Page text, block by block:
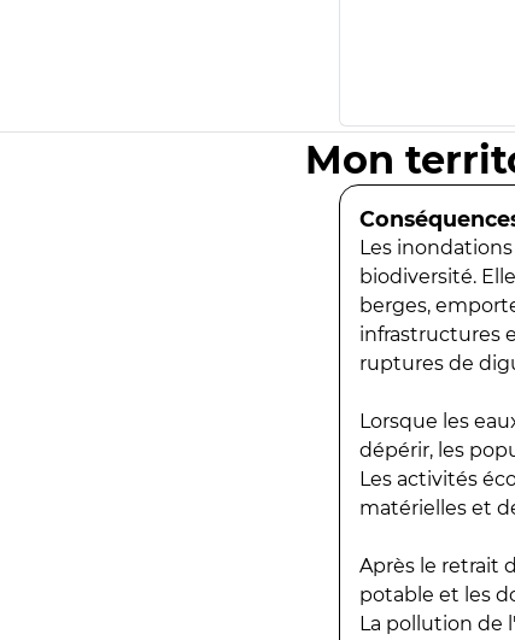
Mon
Les
biodiversité.
berges,
infrastructures
ruptures de
Lorsque les
dépérir, les
Les activités
matérielles et
Après le retrait
potable et les
La pollution de